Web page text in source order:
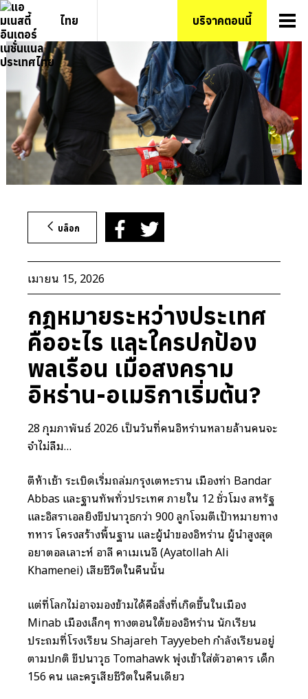
ไทย บริจาคตอนนี้
ข้าม
ไป
ยัง
เนื้อหา
บล็อก
เมษายน 15, 2026
กฎหมายระหว่างประเทศ
คืออะไร และใครปกป้อง
พลเรือน เมื่อสงคราม
อิหร่าน-อเมริกาเริ่มต้น?
28 กุมภาพันธ์ 2026 เป็นวันที่คนอิหร่านหลายล้านคนจะ
จำไม่ลืม…
ตีห้าเช้า ระเบิดเริ่มถล่มกรุงเตหะราน เมืองท่า Bandar
Abbas และฐานทัพทั่วประเทศ ภายใน 12 ชั่วโมง สหรัฐ
และอิสราเอลยิงขีปนาวุธกว่า 900 ลูกโจมตีเป้าหมายทาง
ทหาร โครงสร้างพื้นฐาน และผู้นำของอิหร่าน ผู้นำสูงสุด
อยาตอลเลาะห์ อาลี คาเมเนอี (Ayatollah Ali
Khamenei) เสียชีวิตในคืนนั้น
แต่ที่โลกไม่อาจมองข้ามได้คือสิ่งที่เกิดขึ้นในเมือง
Minab เมืองเล็กๆ ทางตอนใต้ของอิหร่าน นักเรียน
ประถมที่โรงเรียน Shajareh Tayyebeh กำลังเรียนอยู่
ตามปกติ ขีปนาวุธ Tomahawk พุ่งเข้าใส่ตัวอาคาร เด็ก
156 คน และครูเสียชีวิตในคืนเดียว